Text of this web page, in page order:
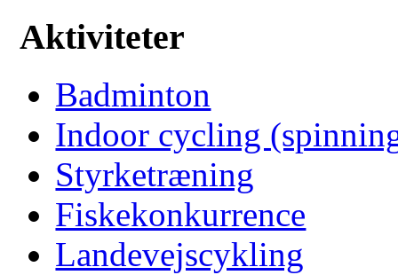
Aktiviteter
Badminton
Indoor cycling
Styrketræning
Fiskekonkurrence
Landevejscykling